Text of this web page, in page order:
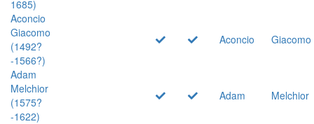
1685)
Aconcio
Giacomo
(1492?
-1566?)
Aconcio Giacomo
Adam
Melchior
(1575?
-1622)
Adam Melchior